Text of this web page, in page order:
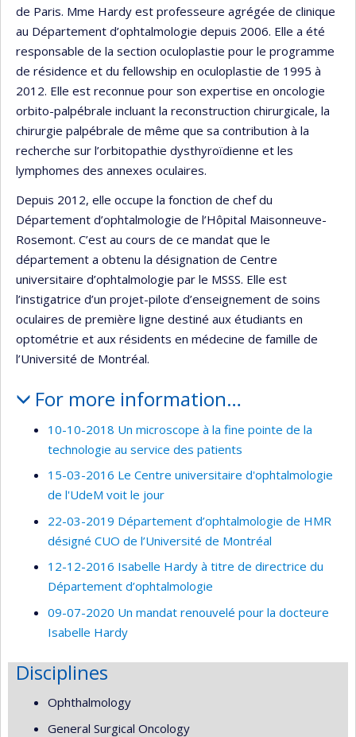
de Paris. Mme Hardy est professeure agrégée de clinique
au Département d’ophtalmologie depuis 2006. Elle a été
responsable de la section oculoplastie pour le programme
de résidence et du fellowship en oculoplastie de 1995 à
2012. Elle est reconnue pour son expertise en oncologie
orbito-palpébrale incluant la reconstruction chirurgicale, la
chirurgie palpébrale de même que sa contribution à la
recherche sur l’orbitopathie dysthyroïdienne et les
lymphomes des annexes oculaires.
Depuis 2012, elle occupe la fonction de chef du
Département d’ophtalmologie de l’Hôpital Maisonneuve-
Rosemont. C’est au cours de ce mandat que le
département a obtenu la désignation de Centre
universitaire d’ophtalmologie par le MSSS. Elle est
l’instigatrice d’un projet-pilote d’enseignement de soins
oculaires de première ligne destiné aux étudiants en
optométrie et aux résidents en médecine de famille de
l’Université de Montréal.
For more information…
10-10-2018 Un microscope à la fine pointe de la
technologie au service des patients
15-03-2016 Le Centre universitaire d'ophtalmologie
de l'UdeM voit le jour
22-03-2019 Département d’ophtalmologie de HMR
désigné CUO de l’Université de Montréal
12-12-2016 Isabelle Hardy à titre de directrice du
Département d’ophtalmologie
09-07-2020 Un mandat renouvelé pour la docteure
Isabelle Hardy
Disciplines
Ophthalmology
General Surgical Oncology